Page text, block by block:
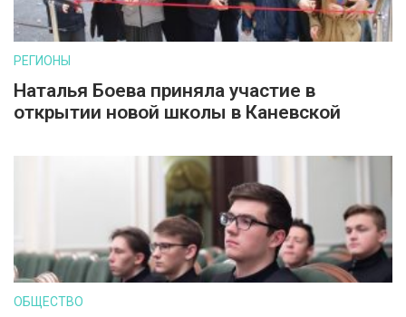
РЕГИОНЫ
Наталья Боева приняла участие в
открытии новой школы в Каневской
ОБЩЕСТВО